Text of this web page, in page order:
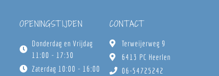
OPENINGSTIJDEN
Donderdag en Vrijdag
11:00 - 17:30
Zaterdag 10:00 - 16:00
CONTACT
Terweijerweg 9
6413 PC Heerlen
06-54725242